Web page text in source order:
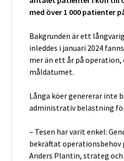
med över 1 000 patienter
Bakgrunden är ett
inleddes i januari 2024
mer än ett år på operation,
måldatumet.
Långa köer genererar inte
administrativ belastning
– Tesen har varit enkel:
bekräftat operationsbehov
Anders Plantin, strateg